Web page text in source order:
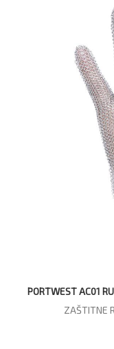
PORTWEST AC01
ZAŠTITNE